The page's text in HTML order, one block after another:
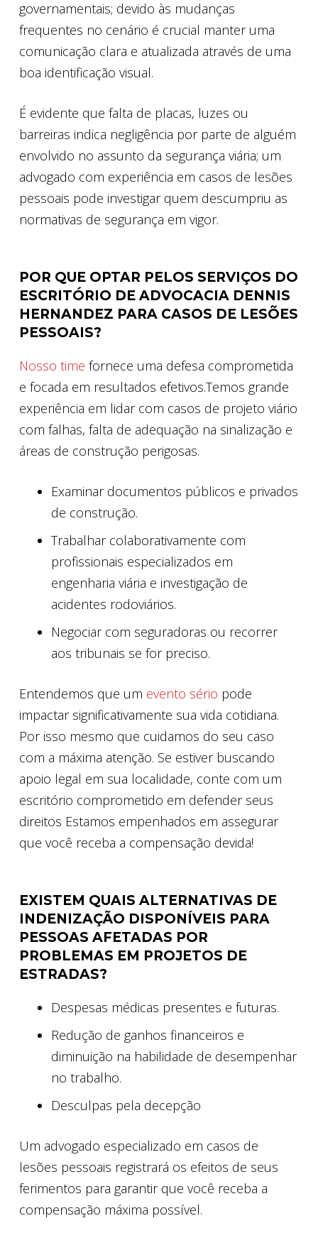
governamentais; devido às mudanças
frequentes no cenário é crucial manter uma
comunicação clara e atualizada através de uma
boa identificação visual.
É evidente que falta de placas, luzes ou
barreiras indica negligência por parte de alguém
envolvido no assunto da segurança viária; um
advogado com experiência em casos de lesões
pessoais pode investigar quem descumpriu as
normativas de segurança em vigor.
POR QUE OPTAR PELOS SERVIÇOS DO
ESCRITÓRIO DE ADVOCACIA DENNIS
HERNANDEZ PARA CASOS DE LESÕES
PESSOAIS?
Nosso time fornece uma defesa comprometida
e focada em resultados efetivos.Temos grande
experiência em lidar com casos de projeto viário
com falhas, falta de adequação na sinalização e
áreas de construção perigosas.
Examinar documentos públicos e privados
de construção.
Trabalhar colaborativamente com
profissionais especializados em
engenharia viária e investigação de
acidentes rodoviários.
Negociar com seguradoras ou recorrer
aos tribunais se for preciso.
Entendemos que um evento sério pode
impactar significativamente sua vida cotidiana.
Por isso mesmo que cuidamos do seu caso
com a máxima atenção. Se estiver buscando
apoio legal em sua localidade, conte com um
escritório comprometido em defender seus
direitos Estamos empenhados em assegurar
que você receba a compensação devida!
EXISTEM QUAIS ALTERNATIVAS DE
INDENIZAÇÃO DISPONÍVEIS PARA
PESSOAS AFETADAS POR
PROBLEMAS EM PROJETOS DE
ESTRADAS?
Despesas médicas presentes e futuras.
Redução de ganhos financeiros e
diminuição na habilidade de desempenhar
no trabalho.
Desculpas pela decepção
Um advogado especializado em casos de
lesões pessoais registrará os efeitos de seus
ferimentos para garantir que você receba a
compensação máxima possível.